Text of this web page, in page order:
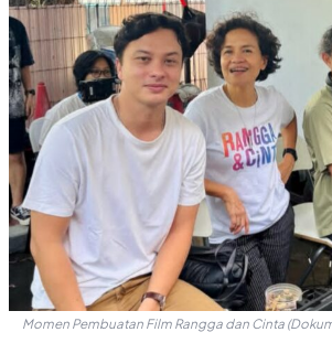
Momen Pembuatan Film Rangga dan Cinta